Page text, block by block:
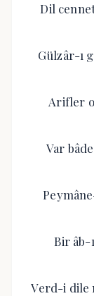
Dil
Gülzâr-ı
Arifler
Var
Bir âb-
Verd-i dile